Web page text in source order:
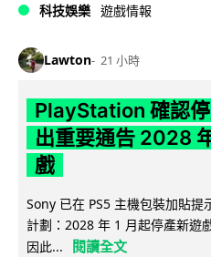
科技娛樂 遊戲情報
Lawton 21 小時
PlayStation 確認
出重要通告 2028
戲
Sony 已在 PS5 主機包裝加貼
計劃：2028 年 1 月起停產新遊
因此...
閱讀全文